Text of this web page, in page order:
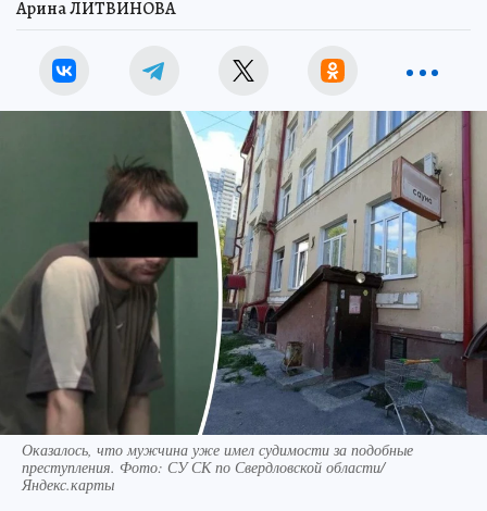
Арина ЛИТВИНОВА
Оказалось, что мужчина уже имел судимости за подобные
преступления. Фото: СУ СК по Свердловской области/
Яндекс.карты